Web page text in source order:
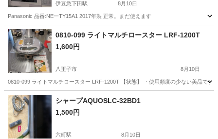
伊豆急下田駅 8月10日
Panasonic 品番:NE一TY15A1 2017年製 正常。まだ使えます
東京 神津島村 伊豆急下田駅 キッチン家電
0810-099 ライトマルチロースター LRF-1200T
1,600円
八王子市 8月10日
0810-099 ライトマルチロースター LRF-1200T 【状態】 ・使用頻度の少ない美品で
東京 八王子市 キッチン家電
シャープAQUOSLC-32BD1
1,500円
六町駅 8月10日